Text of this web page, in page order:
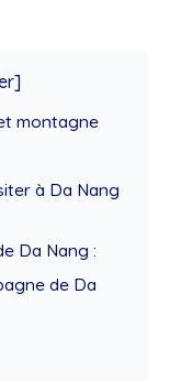
montagne
à Da Nang
Da Nang :
de Da